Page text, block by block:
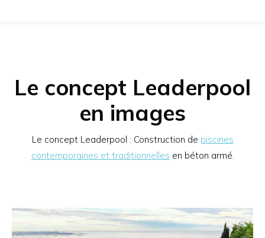
Le concept Leaderpool
en images
Le concept Leaderpool : Construction de piscines
contemporaines et traditionnelles en béton armé.